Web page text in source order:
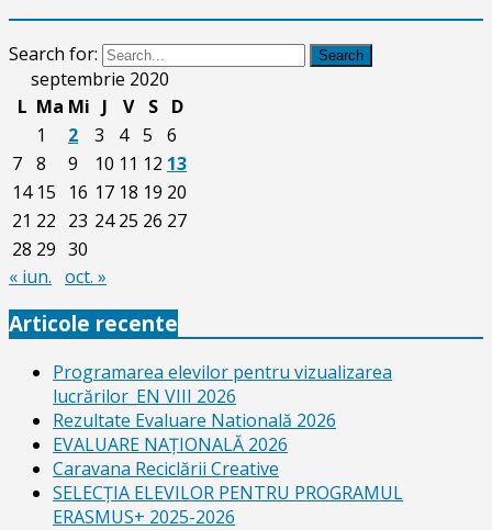
Search for: Search
septembrie 2020
L Ma Mi J V S
D
1
2 3 4 5
6
7 8 9 10 11 12 13
14 15 16 17 18 19 20
21 22 23 24 25 26 27
28 29 30
« iun. oct. »
Articole recente
Programarea elevilor pentru vizualizarea
lucrărilor_EN VIII 2026
Rezultate Evaluare Natională 2026
EVALUARE NAŢIONALĂ 2026
Caravana Reciclării Creative
SELECŢIA ELEVILOR PENTRU PROGRAMUL
ERASMUS+ 2025-2026